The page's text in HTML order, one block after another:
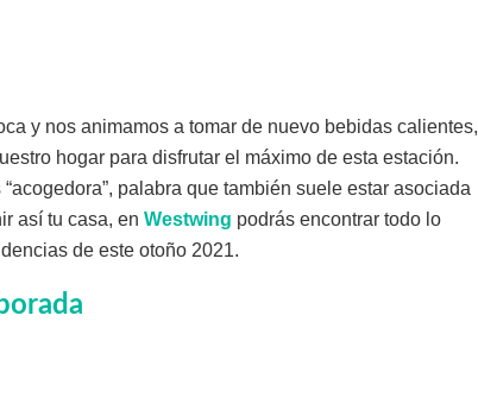
y nos animamos a tomar de nuevo bebidas calientes,
hogar para disfrutar el máximo de esta estación.
palabra que también suele estar asociada
así tu casa, en Westwing podrás encontrar todo lo
de este otoño 2021.